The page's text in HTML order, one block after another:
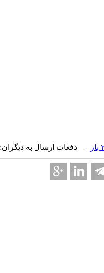
| دفعات ارسال به دیگران: ۰ بار |